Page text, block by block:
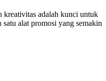
kreativitas adalah kunci untuk
alat promosi yang semakin